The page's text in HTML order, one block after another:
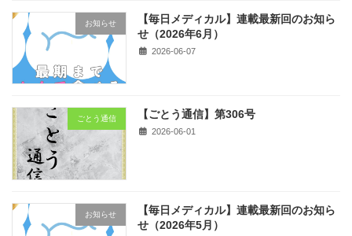
お知らせ
【毎日メディカル】連載最新回のお知ら
せ（2026年6月）
2026-06-07
ごとう通信 【ごとう通信】第306号
2026-06-01
お知らせ
【毎日メディカル】連載最新回のお知ら
せ（2026年5月）